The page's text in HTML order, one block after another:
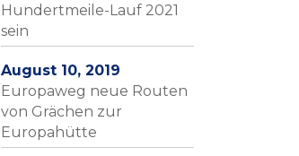
Hundertmeile-Lauf 2021
sein
August 10, 2019
Europaweg neue Routen
von Grächen zur
Europahütte